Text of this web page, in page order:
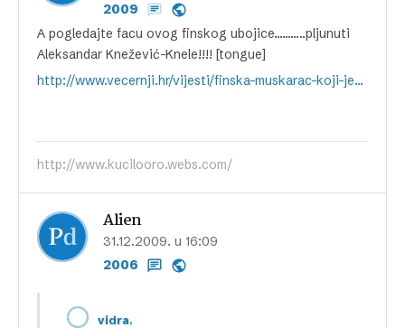
2009
A pogledajte facu ovog finskog ubojice………..pljunuti
Aleksandar Knežević-Knele!!!! [tongue]
http://www.vecernji.hr/vijesti/finska-muskarac-koji-je-ubio-petero-ljudi-navodno-pronaden-mrtav-clanak-73971
http://www.kucilooro.webs.com/
Alien
31.12.2009. u 16:09
2006
vidra,